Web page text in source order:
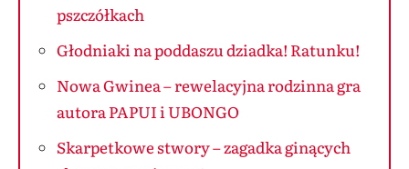
pszczółkach
Głodniaki na poddaszu dziadka! Ratunku!
Nowa Gwinea – rewelacyjna rodzinna gra
autora PAPUI i UBONGO
Skarpetkowe stwory – zagadka ginących